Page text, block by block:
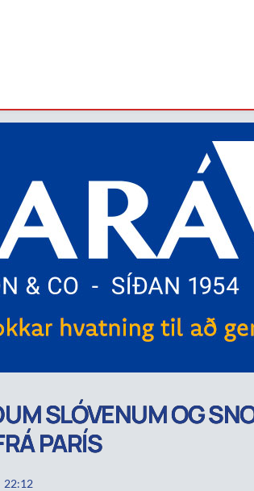
SLÓVENUM OG
PARÍS
22:12